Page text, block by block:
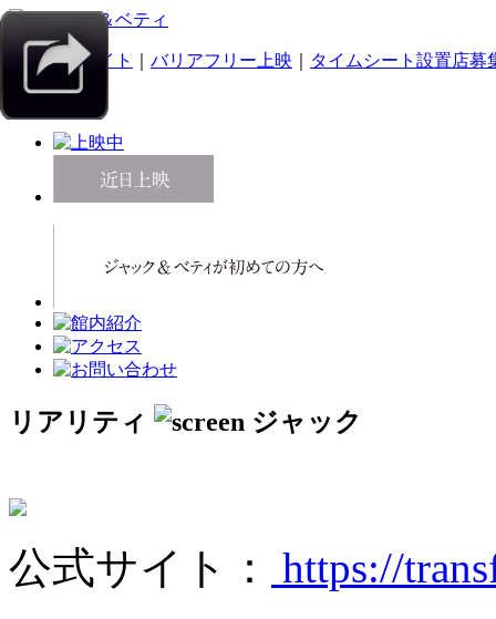
スマホサイト バリアフリー上映 タイムシート設置店募
リアリティ
公式サイト：
https://